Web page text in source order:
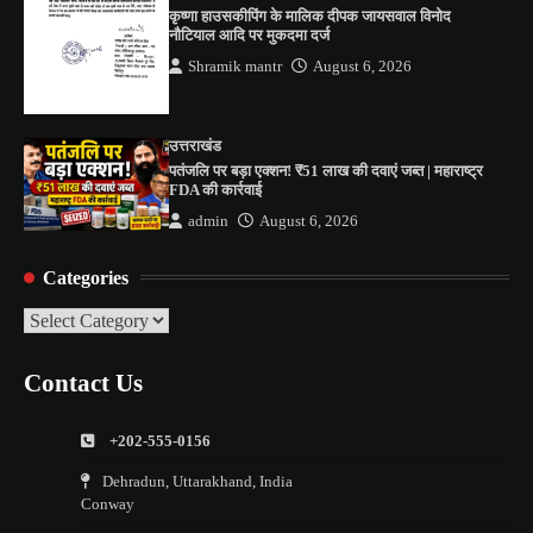
कृष्णा हाउसकीपिंग के मालिक दीपक जायसवाल विनोद
नौटियाल आदि पर मुकदमा दर्ज
Shramik mantr August 6, 2026
उत्तराखंड
पतंजलि पर बड़ा एक्शन! ₹51 लाख की दवाएं जब्त | महाराष्ट्र
FDA की कार्रवाई
admin August 6, 2026
Categories
Categories
Contact Us
+202-555-0156
Dehradun, Uttarakhand, India
Conway